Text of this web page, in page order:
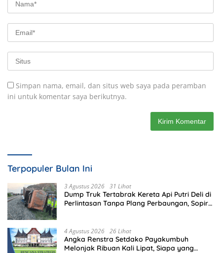
Simpan nama, email, dan situs web saya pada peramban
ini untuk komentar saya berikutnya.
Terpopuler Bulan Ini
3 Agustus 2026 31 Lihat
Dump Truk Tertabrak Kereta Api Putri Deli di
Perlintasan Tanpa Plang Perbaungan, Sopir
4 Agustus 2026 26 Lihat
Angka Renstra Setdako Payakumbuh
Melonjak Ribuan Kali Lipat, Siapa yang